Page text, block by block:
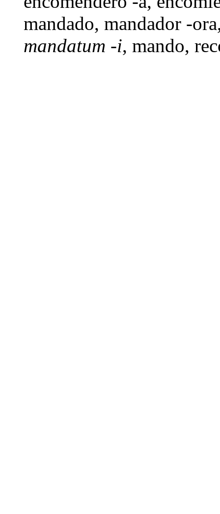
mandado, mandador -ora
mandatum -i, mando,